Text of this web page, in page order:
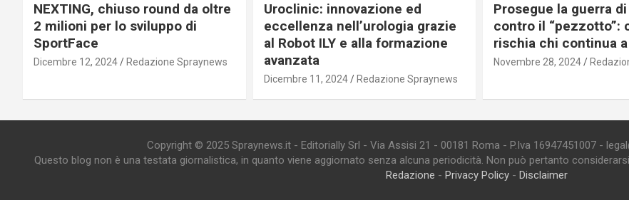
NEXTING, chiuso round da oltre
2 milioni per lo sviluppo di
SportFace
Dicembre 12, 2024 Redazione Spraynews
Uroclinic: innovazione ed
eccellenza nell’urologia grazie
al Robot ILY e alla formazione
avanzata
Dicembre 11, 2024 Redazione Spraynews
Prosegue la guerra di
contro il “pezzotto”:
rischia chi continua
Novembre 28, 2024
Copyright © 2025 Spraynews.it - Editorially Srl - Via Assisi 21 - 00181 Roma - P.Iva 16947451007 -
Questo blog non è una testata giornalistica, in quanto viene aggiornato senza alcuna periodicità. Non può pertanto
Redazione - Privacy Policy- Disclaimer